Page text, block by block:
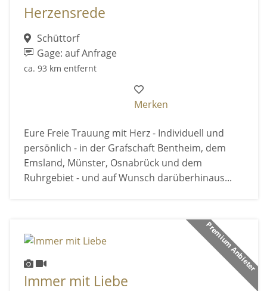
Herzensrede
Schüttorf
Gage: auf Anfrage
ca. 93 km entfernt
Merken
Eure Freie Trauung mit Herz - Individuell und
persönlich - in der Grafschaft Bentheim, dem
Emsland, Münster, Osnabrück und dem
Ruhrgebiet - und auf Wunsch darüberhinaus...
Premium Anbieter
Immer mit Liebe